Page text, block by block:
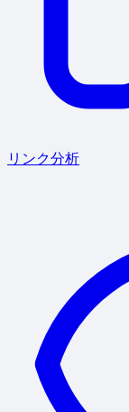
リンク分析